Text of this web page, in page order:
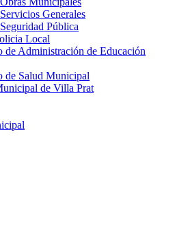
Generales
Pública
Local
de Administración de Educación
de Salud Municipal
de Villa Prat